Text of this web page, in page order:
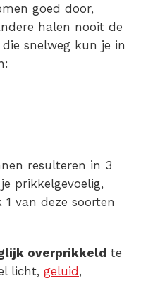
goed door,
halen nooit de
snelweg kun je in
resulteren in 3
prikkelgevoelig,
van deze soorten
overprikkeld te
licht, geluid,